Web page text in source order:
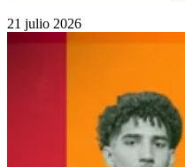
21 julio 2026